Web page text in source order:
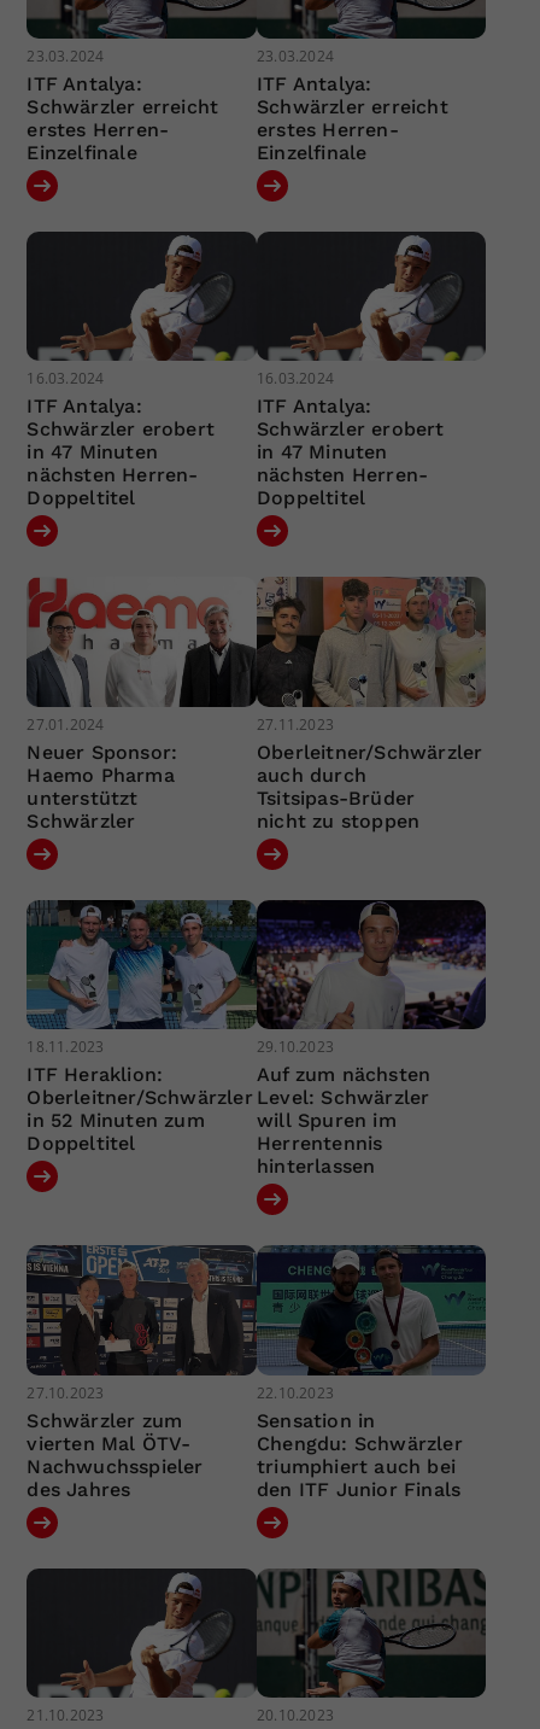
23.03.2024
ITF Antalya:
Schwärzler erreicht
erstes Herren-
Einzelfinale
23.03.2024
ITF Antalya:
Schwärzler erreicht
erstes Herren-
Einzelfinale
16.03.2024
ITF Antalya:
Schwärzler erobert
in 47 Minuten
nächsten Herren-
Doppeltitel
16.03.2024
ITF Antalya:
Schwärzler erobert
in 47 Minuten
nächsten Herren-
Doppeltitel
27.01.2024
Neuer Sponsor:
Haemo Pharma
unterstützt
Schwärzler
27.11.2023
Oberleitner/Schwärzler
auch durch
Tsitsipas-Brüder
nicht zu stoppen
18.11.2023
ITF Heraklion:
Oberleitner/Schwärzler
in 52 Minuten zum
Doppeltitel
29.10.2023
Auf zum nächsten
Level: Schwärzler
will Spuren im
Herrentennis
hinterlassen
27.10.2023
Schwärzler zum
vierten Mal ÖTV-
Nachwuchsspieler
des Jahres
22.10.2023
Sensation in
Chengdu: Schwärzler
triumphiert auch bei
den ITF Junior Finals
21.10.2023 20.10.2023